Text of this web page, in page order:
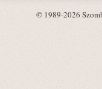
© 1989-2026